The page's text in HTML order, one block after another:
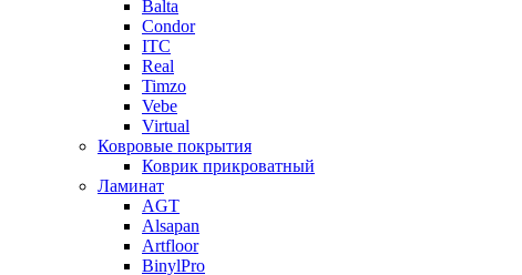
Balta
Condor
ITC
Real
Timzo
Vebe
Virtual
Ковровые покрытия
Коврик прикроватный
Ламинат
AGT
Alsapan
Artfloor
BinylPro